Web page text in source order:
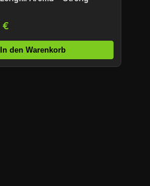
€
In den Warenkorb